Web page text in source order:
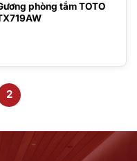
phòng tắm TOTO
2